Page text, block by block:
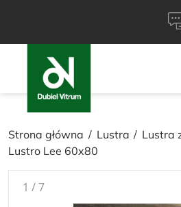
Strona główna Lustra
Lustra
Lustro Lee 60x80
1 /7